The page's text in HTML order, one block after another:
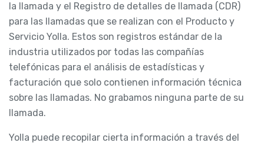
la llamada y el Registro de detalles de llamada (CDR)
para las llamadas que se realizan con el Producto y
Servicio Yolla. Estos son registros estándar de la
industria utilizados por todas las compañías
telefónicas para el análisis de estadísticas y
facturación que solo contienen información técnica
sobre las llamadas. No grabamos ninguna parte de su
llamada.
Yolla puede recopilar cierta información a través del